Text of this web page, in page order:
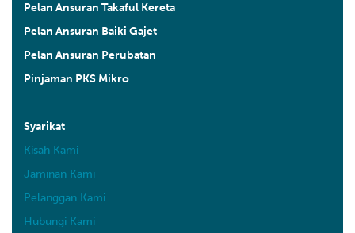
Syarikat
Kisah Kami
Jaminan Kami
Pelanggan Kami
Hubungi Kami
Pelan Ansuran Takaful Kereta
Pelan Ansuran Baiki Gajet
Pelan Ansuran Perubatan
Pinjaman PKS Mikro